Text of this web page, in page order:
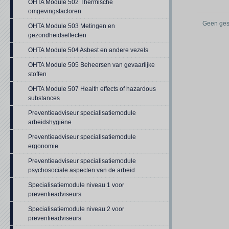
OHTA Module 502 Thermische
omgevingsfactoren
OHTA Module 503 Metingen en
gezondheidseffecten
OHTA Module 504 Asbest en andere vezels
OHTA Module 505 Beheersen van gevaarlijke
stoffen
OHTA Module 507 Health effects of hazardous
substances
Preventieadviseur specialisatiemodule
arbeidshygiëne
Preventieadviseur specialisatiemodule
ergonomie
Preventieadviseur specialisatiemodule
psychosociale aspecten van de arbeid
Specialisatiemodule niveau 1 voor
preventieadviseurs
Specialisatiemodule niveau 2 voor
preventieadviseurs
Geen